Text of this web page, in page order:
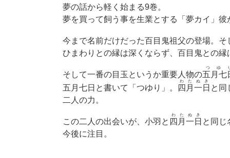
夢の話から軽く始まる9巻。
夢を買って飼う事を生業とする「夢カイ」
今まで名前だけだった百目鬼祖父の登場。そ
ひまわりとの縁は深くならず、百目鬼との
そして一番の目玉というか重要人物の五月七
つゆ
五月七日と書いて「つゆり」。 四月一日
わたぬき
と同
二人の力。
この二人の出会いが、小羽と 四月一日
わたぬき
と同じ
今後に注目。